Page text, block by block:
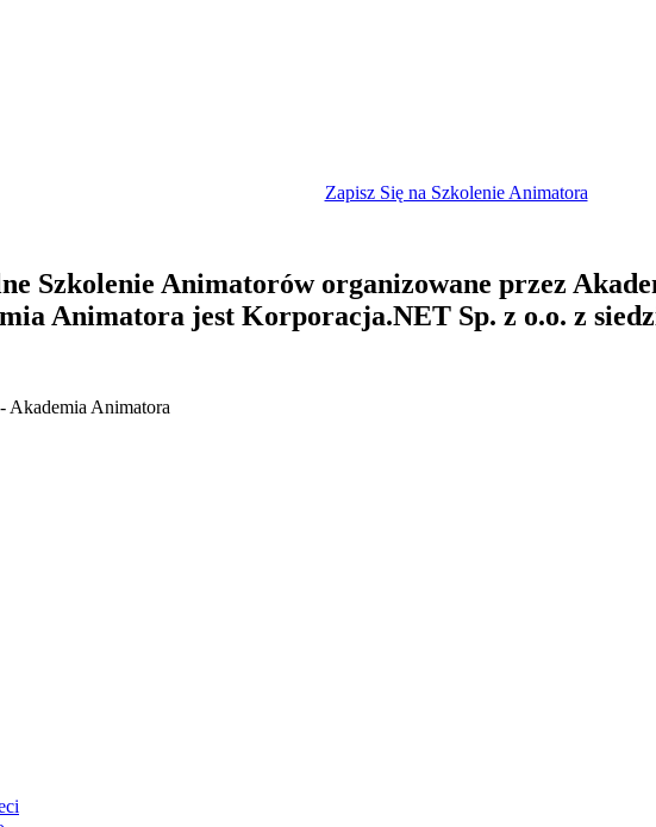
Zapisz Się na Szkolenie Animatora
Szkolenie Animatorów organizowane przez
Animatora jest Korporacja.NET Sp. z o.o. z
- Akademia Animatora